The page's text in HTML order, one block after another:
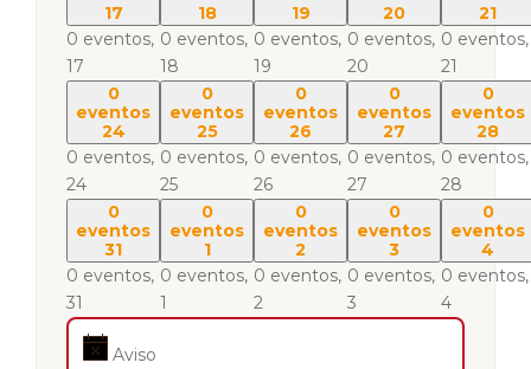
17
0 eventos,
17
18
0 eventos,
18
19
0 eventos,
19
20
0 eventos,
20
21
0 eventos,
21
0
eventos
24
0 eventos,
24
0
eventos
25
0 eventos,
25
0
eventos
26
0 eventos,
26
0
eventos
27
0 eventos,
27
0
eventos
28
0 eventos,
28
0
eventos
31
0 eventos,
31
0
eventos
1
0 eventos,
1
0
eventos
2
0 eventos,
2
0
eventos
3
0 eventos,
3
0
eventos
4
0 eventos,
4
Aviso